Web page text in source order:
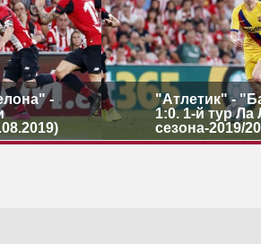
-
"Атлетик" -
1:0. 1-й тур Ла
сезона-2019/